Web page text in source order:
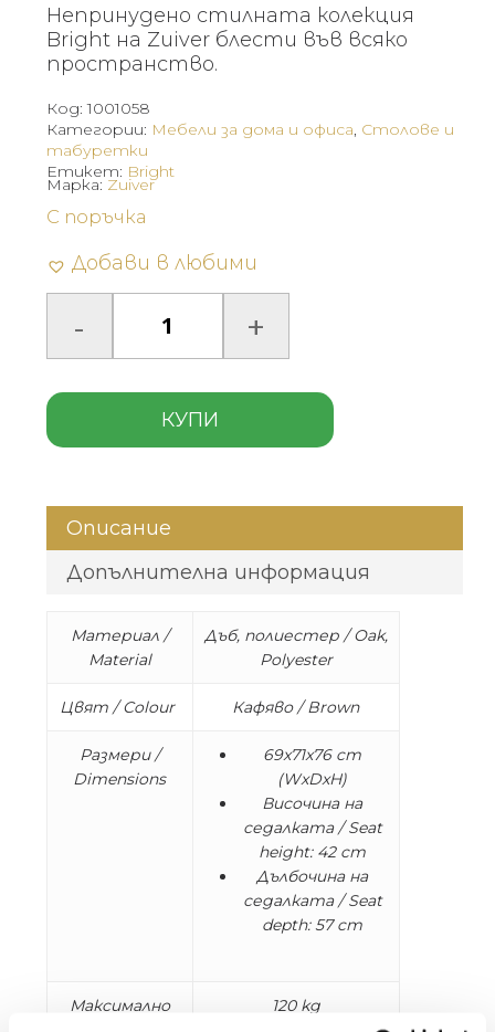
Непринудено стилната колекция
Bright на Zuiver блести във всяко
пространство.
Код:1001058
Категории: Мебели за дома и офиса, Столове и
табуретки
Етикет: Bright
С поръчка
Добави в любими
КУПИ
Марка: Zuiver
Описание
Допълнителна информация
Материал /
Material
Дъб, полиестер / Oak,
Polyester
Цвят / Colour Кафяво / Brown
Размери /
Dimensions
69x71x76 cm
(WxDxH)
Височина на
седалката / Seat
height: 42 cm
Дълбочина на
седалката / Seat
depth: 57 cm
Максимално
120 kg